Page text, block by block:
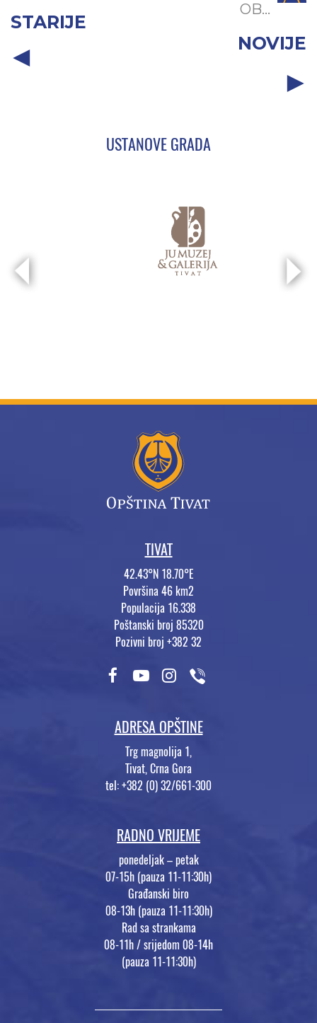
STARIJE
OB...
NOVIJE
USTANOVE GRADA
TIVAT
42.43°N 18.70°E
Površina 46 km2
Populacija 16.338
Poštanski broj 85320
Pozivni broj +382 32
ADRESA OPŠTINE
Trg magnolija 1,
Tivat, Crna Gora
tel: +382 (0) 32/661-300
RADNO VRIJEME
ponedeljak – petak
07-15h (pauza 11-11:30h)
Građanski biro
08-13h (pauza 11-11:30h)
Rad sa strankama
08-11h / srijedom 08-14h
(pauza 11-11:30h)